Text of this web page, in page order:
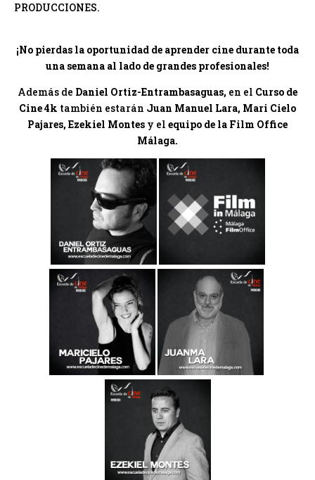
PRODUCCIONES.
¡No pierdas la oportunidad de aprender cine durante toda
una semana al lado de grandes profesionales!
Además de Daniel Ortiz-Entrambasaguas, en el Curso de
Cine 4k también estarán Juan Manuel Lara, Mari Cielo
Pajares, Ezekiel Montes y el equipo de la Film Office
Málaga.